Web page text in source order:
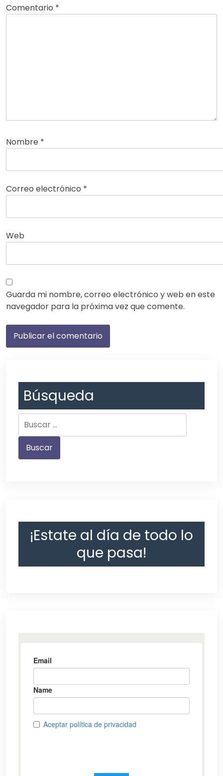
Comentario *
Nombre *
Correo electrónico *
Web
Guarda mi nombre, correo electrónico y web en este
navegador para la próxima vez que comente.
Búsqueda
¡Estate al día de todo lo
que pasa!